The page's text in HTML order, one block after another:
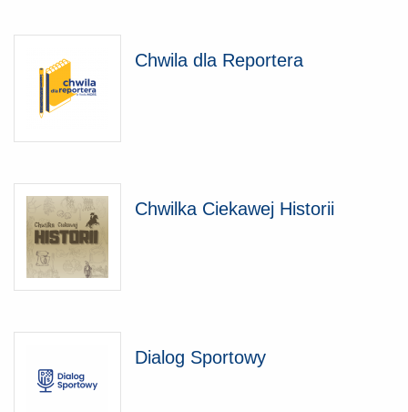
Chwila dla Reportera
Chwilka Ciekawej Historii
Dialog Sportowy